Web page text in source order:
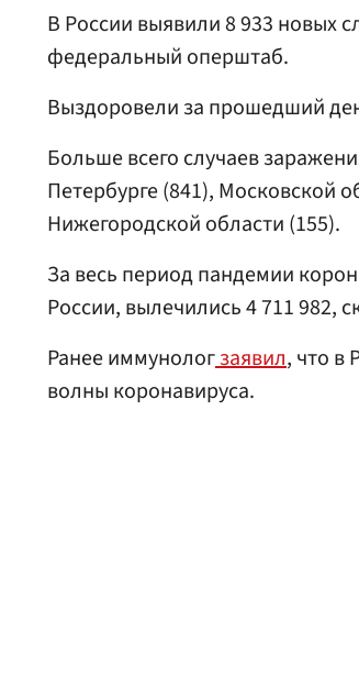
В России выявили 8 933 новых
федеральный оперштаб.
Выздоровели за прошедший
Больше всего случаев
Петербурге (841), Московской
Нижегородской области (155).
За весь период пандемии
России, вылечились 4 711 982,
Ранее иммунологзаявил, что в
волны коронавируса.